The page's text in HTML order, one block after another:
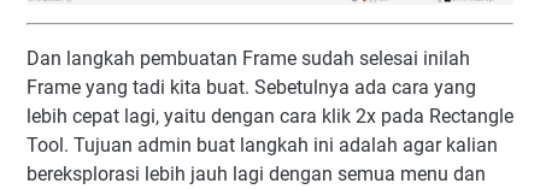
Dan langkah pembuatan Frame sudah selesai inilah
Frame yang tadi kita buat. Sebetulnya ada cara yang
lebih cepat lagi, yaitu dengan cara klik 2x pada Rectangle
Tool. Tujuan admin buat langkah ini adalah agar kalian
bereksplorasi lebih jauh lagi dengan semua menu dan